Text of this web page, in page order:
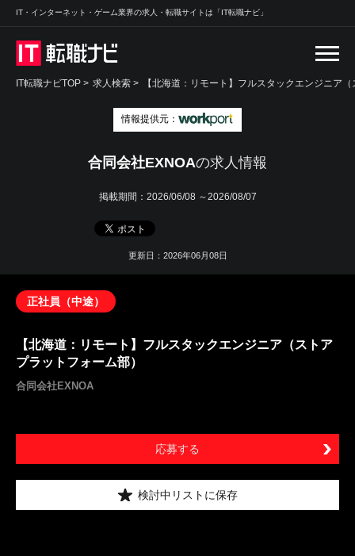
IT・インターネット・ゲーム業界の求人・転職サイトは「IT転職ナビ」
IT転職ナビTOP > 求人検索 > 【北海道：リモート】フルスタックエンジニア
情報提供元：
合同会社EXNOAの求人情報
掲載期間： 2026/06/08 ～2026/08/07
更新日：2026年06月08日
正社員（中途）
【北海道：リモート】フルスタックエンジニア（ストア
プラットフォーム部）
合同会社EXNOA
応募する
検討中リストに保存